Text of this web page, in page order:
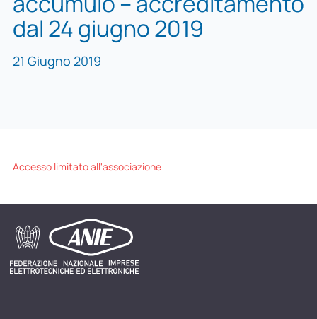
dal 24 giugno 2019
21 Giugno 2019
Accesso limitato all'associazione